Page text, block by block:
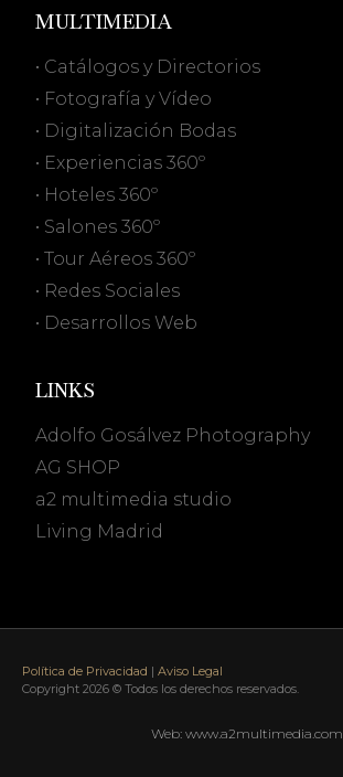
MULTIMEDIA
• Catálogos y Directorios
• Fotografía y Vídeo
• Digitalización Bodas
• Experiencias 360º
• Hoteles 360º
• Salones 360º
• Tour Aéreos 360º
• Redes Sociales
• Desarrollos Web
LINKS
Adolfo Gosálvez Photography
AG SHOP
a2 multimedia studio
Living Madrid
Política de Privacidad | Aviso Legal
Copyright 2026 © Todos los derechos reservados.
Web: www.a2multimedia.com